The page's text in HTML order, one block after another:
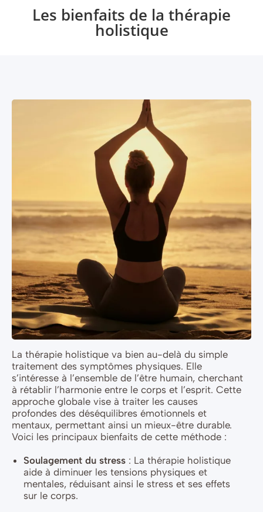
Les bienfaits de la thérapie
holistique
La thérapie holistique va bien au-delà du simple
traitement des symptômes physiques. Elle
s’intéresse à l’ensemble de l’être humain, cherchant
à rétablir l’harmonie entre le corps et l’esprit. Cette
approche globale vise à traiter les causes
profondes des déséquilibres émotionnels et
mentaux, permettant ainsi un mieux-être durable.
Voici les principaux bienfaits de cette méthode :
Soulagement du stress : La thérapie holistique
aide à diminuer les tensions physiques et
mentales, réduisant ainsi le stress et ses effets
sur le corps.